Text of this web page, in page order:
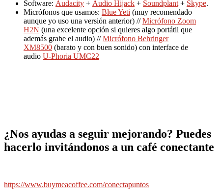
Software: Audacity + Audio Hijack + Soundplant + Skype.
Micrófonos que usamos: Blue Yeti (muy recomendado
aunque yo uso una versión anterior) //Micrófono Zoom
H2N (una excelente opción si quieres algo portátil que
además grabe el audio) //Micrófono Behringer
XM8500 (barato y con buen sonido) con interface de
audio U-Phoria UMC22
¿Nos ayudas a seguir mejorando? Puedes
hacerlo invitándonos a un café conectante
https://www.buymeacoffee.com/conectapuntos